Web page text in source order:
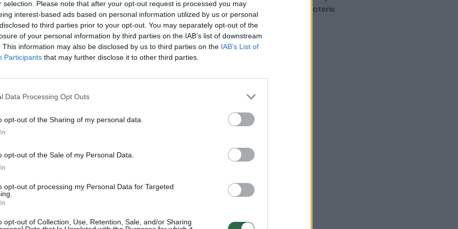
selection. Please note that after your opt-out request is processed you may
interest-based ads based on personal information utilized by us or personal
to third parties prior to your opt-out. You may separately opt-out of the
of your personal information by third parties on the IAB’s list of downstream
This information may also be disclosed by us to third parties on the IAB’s List of
Participants that may further disclose it to other third parties.
Data Processing Opt Outs
opt-out of the Sharing of my personal data.
opt-out of the Sale of my Personal Data.
opt-out of processing my Personal Data for Targeted
opt-out of Collection, Use, Retention, Sale, and/or Sharing
laida vaikams
Visi įrašai
Karšta A. Kasparavičiaus ir Ž Pavilionio
Laidos Lietuva tiesiogiai
Kuprines pasvėrę specialistai įspėja apie
pradinukų
automobilis sužalojo dvi moteris
Žinios Lietuvos diena